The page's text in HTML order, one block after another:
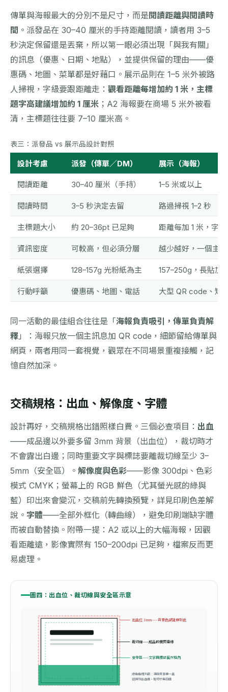
傳單與海報最大的分別不是尺寸，而是閱讀距離與閱讀時
間 。派發品在 30–40 厘米的手持距離閱讀，讀者用 3–5
秒決定保留還是丟棄，所以第一眼必須出現「與我有關」
的訊息（優惠、日期、地點），並提供保留的理由——優
惠碼、地圖、菜單都是好藉口。展示品則在 1–5 米外被路
人掃視，字級要跟距離走： 觀看距離每增加約 1 米，主標
題字高建議增加約 1 厘米 ；A2 海報要在商場 5 米外被看
清，主標題往往要 7–10 厘米高。
表三：派發品 vs 展示品設計對照
設計考慮 派發（傳單／DM） 展示（海報）
閱讀距離 30–40 厘米（手持） 1–5 米或以上
閱讀時間 3–5 秒決定去留 路過掃視 1–2 秒
主標題大小 約 20–36pt 已足夠 距離每加 1 米，字
資訊密度 可較高，但必須分層 越少越好，一個主
紙張選擇 128–157g 光粉紙為主 157–250g，長貼加
行動呼籲 優惠碼、地圖、電話 大型 QR code、短
同一活動的最佳組合往往是「海報負責吸引，傳單負責解
釋 」：海報只放一個主訊息加 QR code，細節留給傳單與
網頁，兩者用同一套視覺，觀眾在不同場景重複接觸，記
憶自然加深。
交稿規格：出血、解像度、字體
設計再好，交稿規格出錯照樣白費。三個必查項目： 出血
——成品邊以外要多留 3mm 背景（出血位），裁切時才
不會露出白邊；同時重要文字與標誌要離裁切線至少 3–
5mm（安全區）。 解像度與色彩——影像 300dpi、色彩
模式 CMYK；螢幕上的 RGB 鮮色（尤其螢光感的綠與
藍）印出來會變沉，交稿前先轉換預覽，詳見印刷色差解
說 。 字體——全部外框化（轉曲線），避免印刷端缺字體
而被自動替換。附帶一提：A2 或以上的大幅海報，因觀
看距離遠，影像實際有 150–200dpi 已足夠，檔案反而更
易處理。
圖四：出血位、裁切線與安全區示意
出血位 3mm——背景色請延伸到此
裁切線——成品的實際邊緣
安全區——文字與標誌留在框內
綠色色塊示範：滿版背景需一直
延伸到出血邊，裁切才無白邊